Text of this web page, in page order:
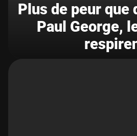
Plus de peur que
Paul George,